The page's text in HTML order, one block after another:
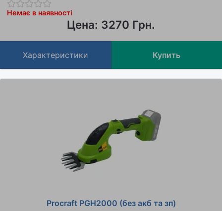
Цена: 3270 Грн.
Немає в наявності
Характеристики Купить
Procraft PGH2000 (без акб та зп)